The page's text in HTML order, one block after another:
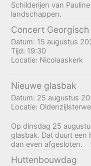
Schilderijen van
landschappen.
Concert
Datum: 15 augustus
Tijd: 19:30
Locatie: Nicolaaskerk
Nieuwe glasbak
Datum: 25 augustus
Locatie:
Op dinsdag 25
glasbak. Dat duurt een
dan even afgesloten.
Huttenbouwdag